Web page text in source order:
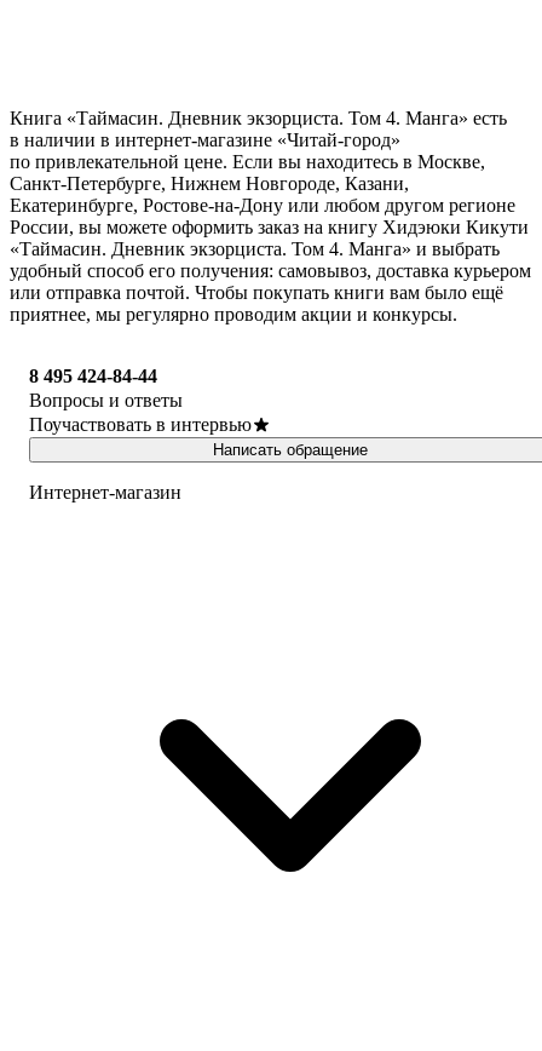
Книга «Таймасин. Дневник экзорциста. Том 4. Манга» есть
в наличии в интернет-магазине «Читай-город»
по привлекательной цене. Если вы находитесь в Москве,
Санкт-Петербурге, Нижнем Новгороде, Казани,
Екатеринбурге, Ростове-на-Дону или любом другом регионе
России, вы можете оформить заказ на книгу Хидэюки Кикути
«Таймасин. Дневник экзорциста. Том 4. Манга» и выбрать
удобный способ его получения: самовывоз, доставка курьером
или отправка почтой. Чтобы покупать книги вам было ещё
приятнее, мы регулярно проводим акции и конкурсы.
8 495 424-84-44
Вопросы и ответы
Поучаствовать в интервью
Написать обращение
Интернет-магазин